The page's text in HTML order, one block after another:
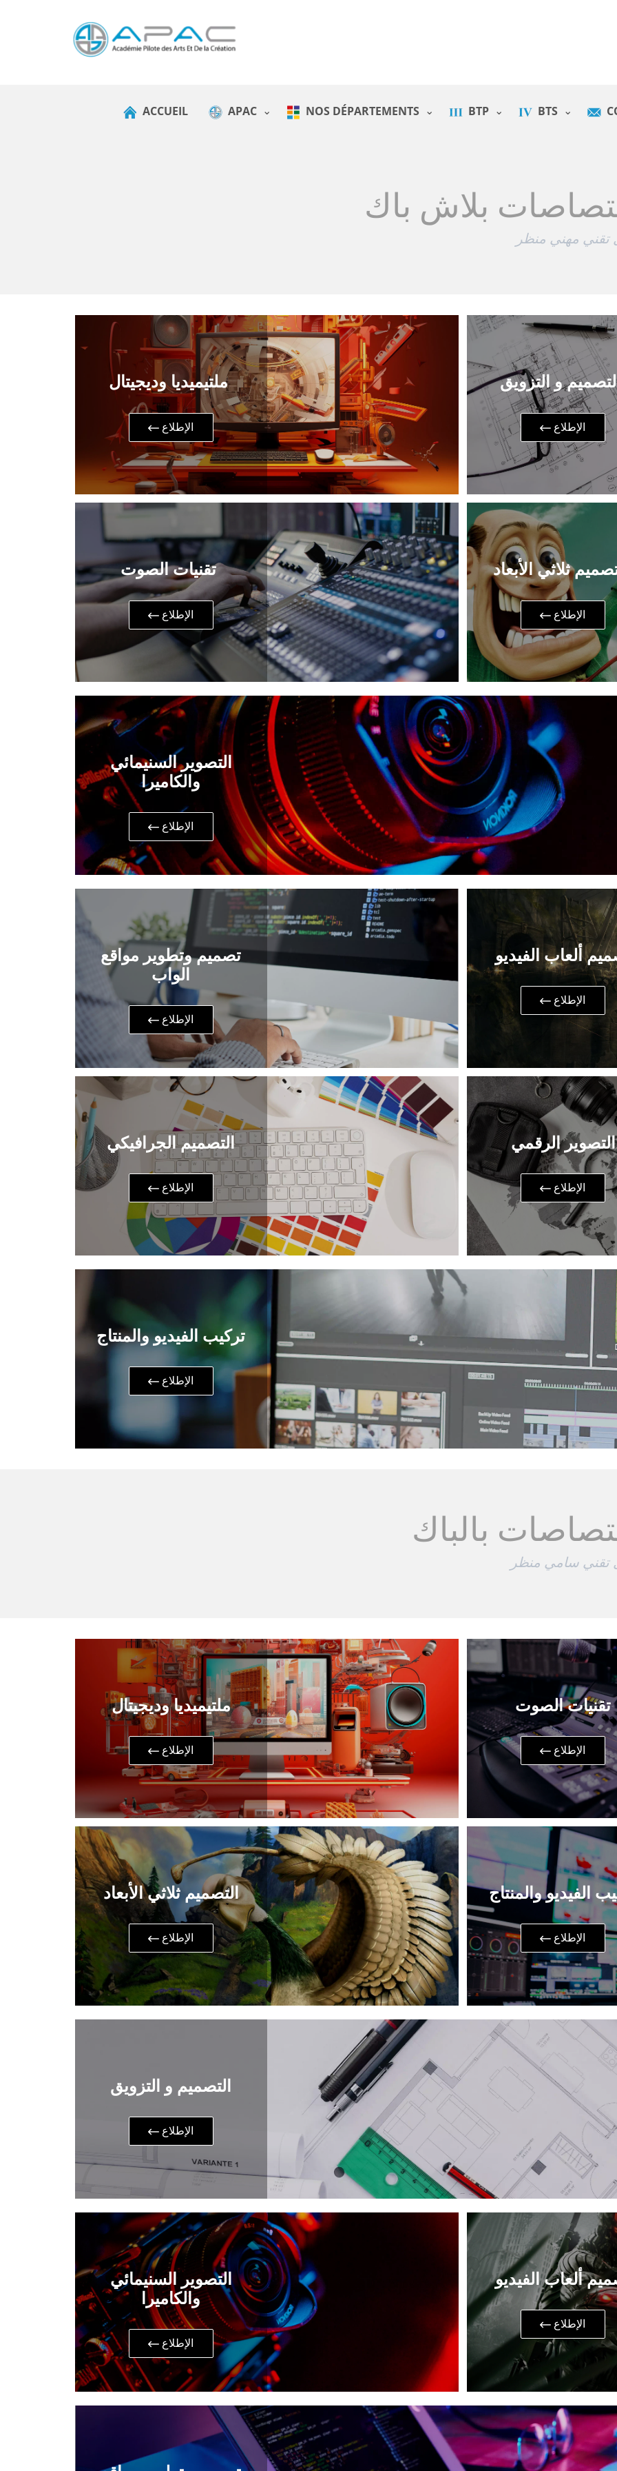
ACCUEIL APAC NOS DÉPARTEMENTS BTP BTS
بلاش باك
تقني مهني منظر
ملتيميديا وديجيتال
​الإطلاع
و التزويق
​الإطلاع
تقنيات الصوت
​الإطلاع
ثلاثي الأبعاد
​الإطلاع
التصوير السنيمائي
والكاميرا
​الإطلاع
تصميم وتطوير مواقع
الواب
​الإطلاع
ألعاب الفيديو
​الإطلاع
التصميم الجرافيكي
​الإطلاع
التصوير الرقمي
​الإطلاع
تركيب الفيديو والمنتاج
​الإطلاع
بالباك
تقني سامي منظر
ملتيميديا وديجيتال
​الإطلاع
تقنيات الصوت
​الإطلاع
التصميم ثلاثي الأبعاد
​الإطلاع
الفيديو والمنتاج
​الإطلاع
التصميم و التزويق
​الإطلاع
التصوير السنيمائي
والكاميرا
​الإطلاع
ألعاب الفيديو
​الإطلاع